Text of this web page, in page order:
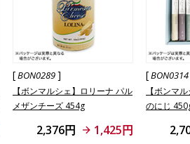
[BON0289]
【ボンマルシェ】ロリーナ パル
メザンチーズ 454g
2,376円 1,425円
[BON0314
【ボンマ
のにじ